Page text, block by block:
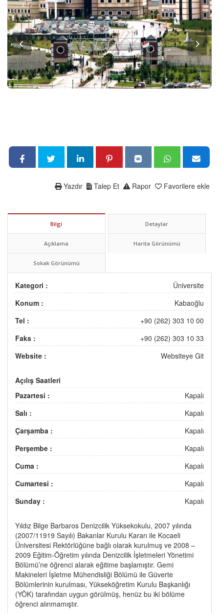
Favorilere ekle
Rapor
Talep Et
Yazdır
Bilgi Detaylar
Açıklama Harita Görünümü
Sokak Görünümü
Kategori :
Üniversite
Konum :
Kabaoğlu
Tel :
+90 (262) 303 10 00
Faks :
+90 (262) 303 10 33
Website :
Websiteye Git
Açılış Saatleri
Pazartesi :
Kapalı
Salı :
Kapalı
Çarşamba :
Kapalı
Perşembe :
Kapalı
Cuma :
Kapalı
Cumartesi :
Kapalı
Sunday :
Kapalı
Yıldız Bilge Barbaros Denizcilik Yüksekokulu, 2007 yılında
(2007/11919 Sayılı) Bakanlar Kurulu Kararı ile Kocaeli
Üniversitesi Rektörlüğüne bağlı olarak kurulmuş ve 2008 –
2009 Eğitim-Öğretim yılında Denizcilik İşletmeleri Yönetimi
Bölümü’ne öğrenci alarak eğitime başlamıştır. Gemi
Makineleri İşletme Mühendisliği Bölümü ile Güverte
Bölümlerinin kurulması, Yükseköğretim Kurulu Başkanlığı
(YÖK) tarafından uygun görülmüş, henüz bu iki bölüme
öğrenci alınmamıştır.